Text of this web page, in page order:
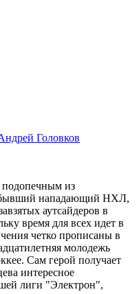
Головков
из
нападающий НХЛ,
аутсайдеров в
время для всех идет в
четко прописаны в
молодежь
Сам герой получает
интересное
лиги "Электрон",